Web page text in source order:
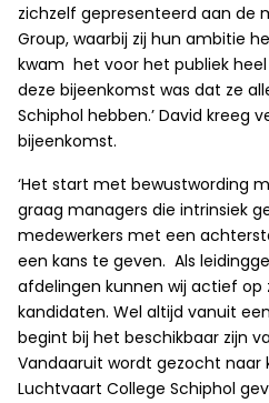
zichzelf gepresenteerd aan de
Group, waarbij zij hun ambitie
kwam het voor het publiek
deze bijeenkomst was dat ze
Schiphol hebben.’ David kreeg
bijeenkomst.
‘Het start met bewustwording
graag managers die intrinsiek
medewerkers met een
een kans te geven. Als
afdelingen kunnen wij actief op
kandidaten. Wel altijd vanuit
begint bij het beschikbaar zijn
Vandaaruit wordt gezocht
Luchtvaart College Schiphol